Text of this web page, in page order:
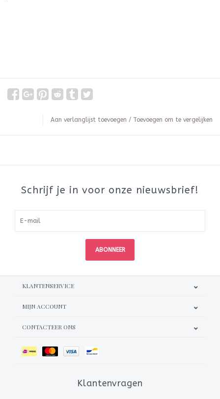
Aan verlanglijst toevoegen / Toevoegen om te vergelijken
Schrijf je in voor onze nieuwsbrief!
ABONNEER
KLANTENSERVICE
MIJN ACCOUNT
CONTACTEER ONS
Klantenvragen